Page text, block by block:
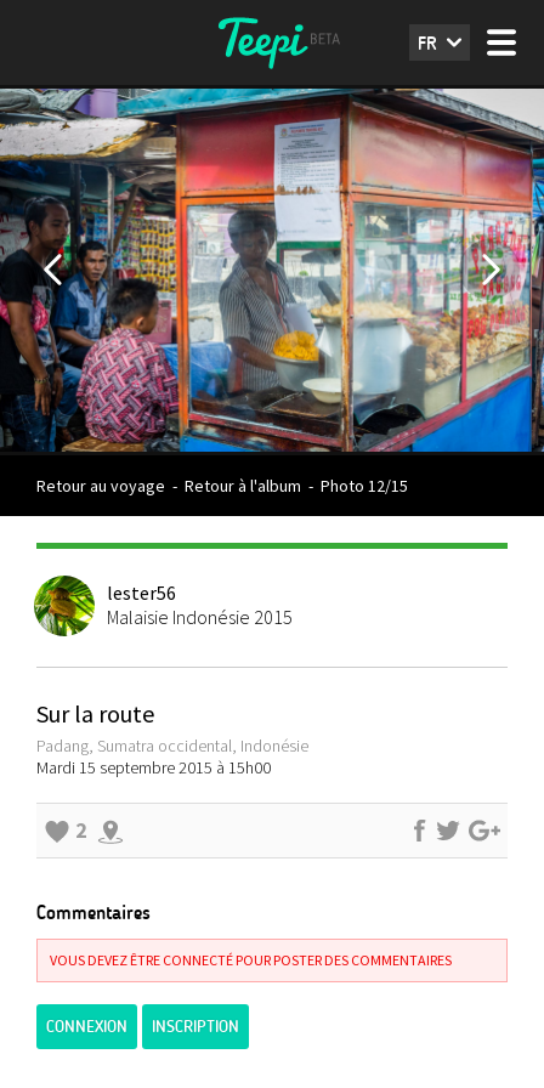
FR
Retour au voyage - Retour à l'album - Photo 12/15
lester56
Malaisie Indonésie 2015
Sur la route
Padang, Sumatra occidental, Indonésie
Mardi 15 septembre 2015 à 15h00
2
Commentaires
VOUS DEVEZ ÊTRE CONNECTÉ POUR POSTER DES COMMENTAIRES
CONNEXION INSCRIPTION